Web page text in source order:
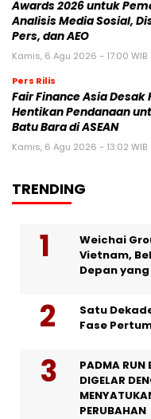
Awards 2026 untuk
Analisis Media Sosial,
Pers, dan AEO
Kamis, 6 Agu 2026 - 17:00 WIB
Pers Rilis
Fair Finance Asia Desak
Hentikan Pendanaan
Batu Bara di ASEAN
Kamis, 6 Agu 2026 - 13:02 WIB
TRENDING
Weichai
Vietnam,
Depan
Satu
Fase
PADMA RUN
DIGELAR
PERUBAHAN